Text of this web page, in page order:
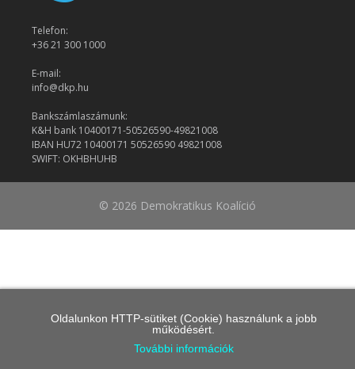
Telefon:
+36 21 300 1000
E-mail:
info@dkp.hu
Bankszámlaszámunk:
K&H bank 10400171-50526590-49821008
IBAN HU72 10400171 50526590 49821008
SWIFT: OKHBHUHB
© 2026 Demokratikus Koalíció
Oldalunkon HTTP-sütiket (Cookie) használunk a jobb
működésért.
További információk